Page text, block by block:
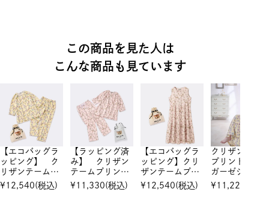
この商品を見た人は
こんな商品も見ています
【エコバッグラ
ッピング】 ク
リザンテームプ
リント 二重ガ
ーゼシャーリン
¥ 12,540(税込)
【ラッピング済
み】 クリザン
テームプリン
ト 二重ガーゼ
シャーリング
¥ 11,330(税込)
【エコバッグラ
ッピング】クリ
ザンテームプリ
ント 二重ガー
ゼシャーリン
¥ 12,540(税込)
クリザンテーム
プリント 二重
ガーゼシャーリ
ング ノースリ
ーブティアード
¥ 11,220